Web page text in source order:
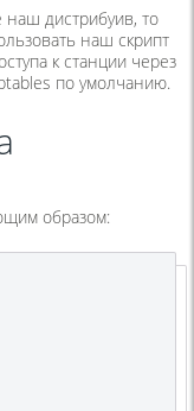
наш дистрибуив, то
наш скрипт
к станции через
по умолчанию.
образом: